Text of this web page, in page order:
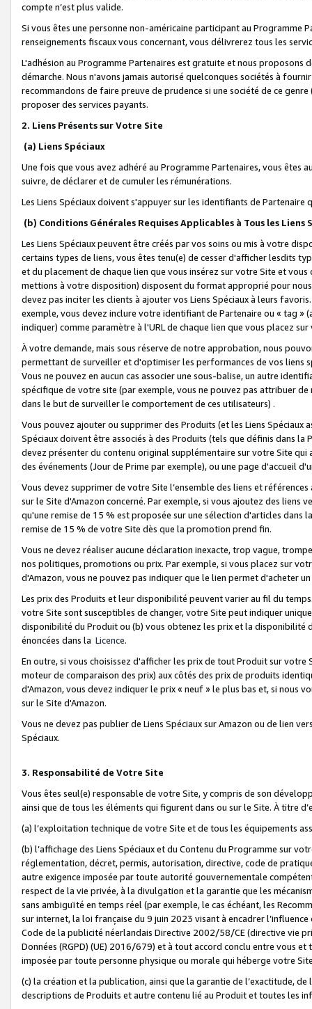
compte n’est plus valide.
Si vous êtes une personne non-américaine participant au
renseignements fiscaux vous concernant, vous délivrerez tous les
L'adhésion au Programme Partenaires est gratuite et nous proposons
démarche. Nous n'avons jamais autorisé quelconques sociétés à
recommandons de faire preuve de prudence si une société de ce
proposer des services payants.
2. Liens Présents sur Votre Site
(a) Liens Spéciaux
Une fois que vous avez adhéré au Programme Partenaires, vous êtes
suivre, de déclarer et de cumuler les rémunérations.
Les Liens Spéciaux doivent s'appuyer sur les identifiants de Partenaire
(b) Conditions Générales Requises Applicables à Tous les Liens
Les Liens Spéciaux peuvent être créés par vos soins ou mis à votre
certains types de liens, vous êtes tenu(e) de cesser d'afficher lesdits
et du placement de chaque lien que vous insérez sur votre Site et
mettions à votre disposition) disposent du format approprié pour
devez pas inciter les clients à ajouter vos Liens Spéciaux à leurs
exemple, vous devez inclure votre identifiant de Partenaire ou « tag
indiquer) comme paramètre à l'URL de chaque lien que vous placez
À votre demande, mais sous réserve de notre approbation, nous
permettant de surveiller et d'optimiser les performances de vos liens
Vous ne pouvez en aucun cas associer une sous-balise, un autre
spécifique de votre site (par exemple, vous ne pouvez pas attribuer
dans le but de surveiller le comportement de ces utilisateurs) .
Vous pouvez ajouter ou supprimer des Produits (et les Liens
Spéciaux doivent être associés à des Produits (tels que définis dans
devez présenter du contenu original supplémentaire sur votre Site qui
des événements (Jour de Prime par exemple), ou une page d'accueil
Vous devez supprimer de votre Site l’ensemble des liens et
sur le Site d'Amazon concerné. Par exemple, si vous ajoutez des
qu'une remise de 15 % est proposée sur une sélection d'articles
remise de 15 % de votre Site dès que la promotion prend fin.
Vous ne devez réaliser aucune déclaration inexacte, trop vague,
nos politiques, promotions ou prix. Par exemple, si vous placez sur
d'Amazon, vous ne pouvez pas indiquer que le lien permet d'acheter
Les prix des Produits et leur disponibilité peuvent varier au fil du
votre Site sont susceptibles de changer, votre Site peut indiquer
disponibilité du Produit ou (b) vous obtenez les prix et la disponibilité
énoncées dans la Licence.
En outre, si vous choisissez d'afficher les prix de tout Produit sur
moteur de comparaison des prix) aux côtés des prix de produits
d'Amazon, vous devez indiquer le prix « neuf » le plus bas et, si nous
sur le Site d'Amazon.
Vous ne devez pas publier de Liens Spéciaux sur Amazon ou de lien
Spéciaux.
3. Responsabilité de Votre Site
Vous êtes seul(e) responsable de votre Site, y compris de son
ainsi que de tous les éléments qui figurent dans ou sur le Site. À titre
(a) l’exploitation technique de votre Site et de tous les équipements
(b) l’affichage des Liens Spéciaux et du Contenu du Programme sur
réglementation, décret, permis, autorisation, directive, code de
autre exigence imposée par toute autorité gouvernementale
respect de la vie privée, à la divulgation et la garantie que les
sans ambiguïté en temps réel (par exemple, le cas échéant, les
sur internet, la loi française du 9 juin 2023 visant à encadrer
Code de la publicité néerlandais Directive 2002/58/CE (directive vie
Données (RGPD) (UE) 2016/679) et à tout accord conclu entre vous
imposée par toute personne physique ou morale qui héberge votre
(c) la création et la publication, ainsi que la garantie de l’exactitude,
descriptions de Produits et autre contenu lié au Produit et toutes les